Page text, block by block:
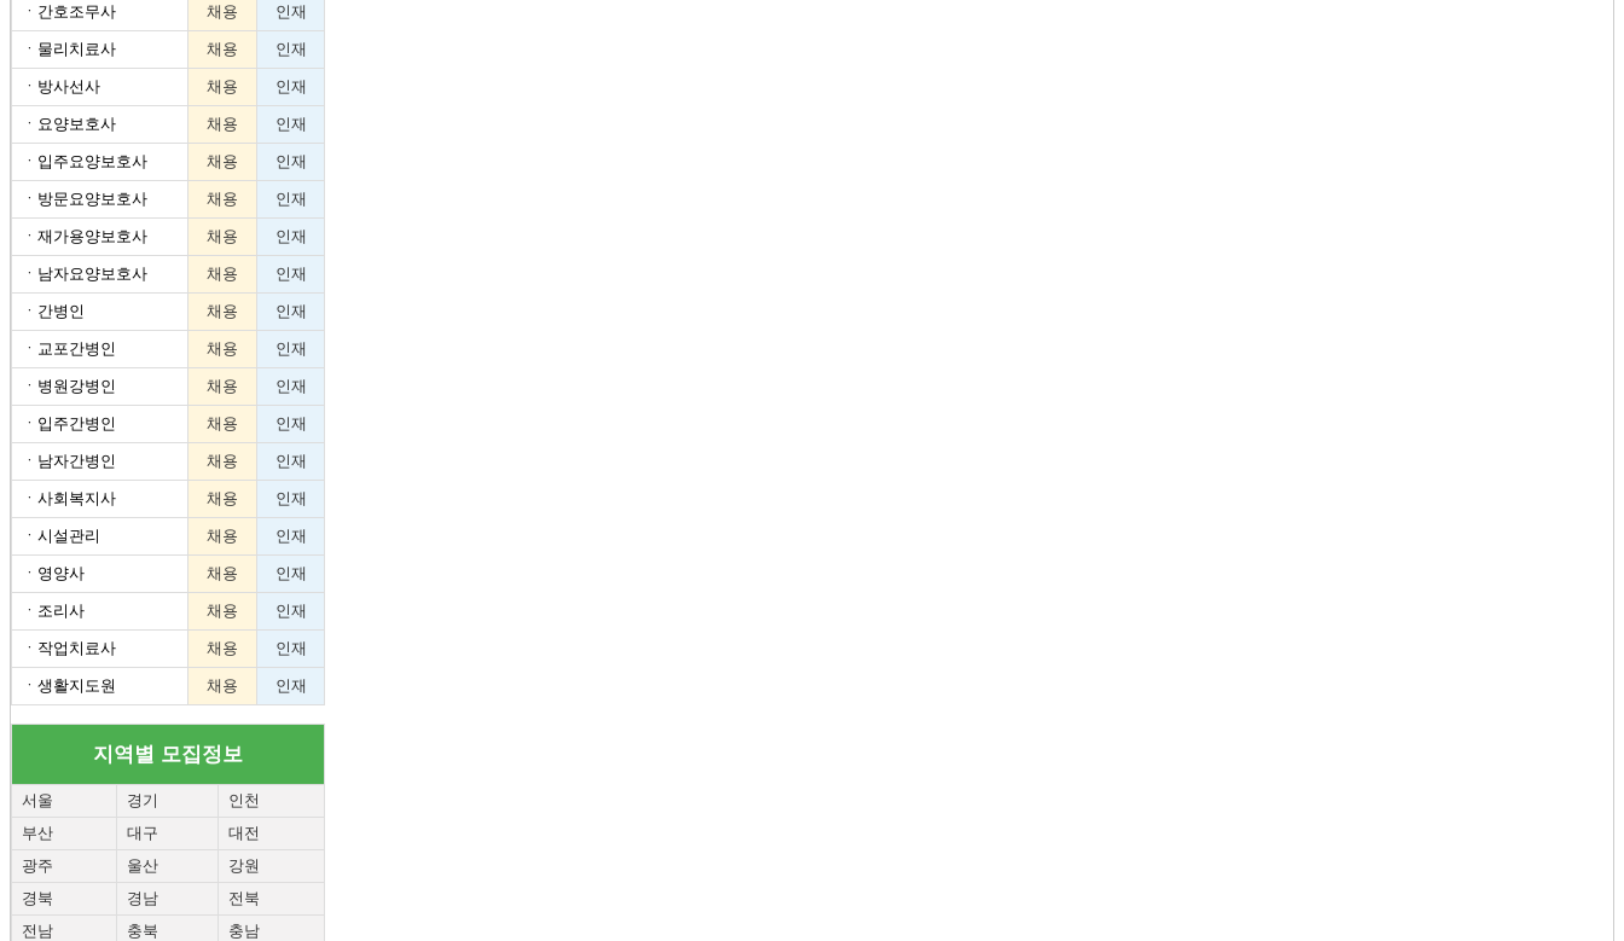
ㆍ 간호조무사 채용 인재
ㆍ 물리치료사 채용 인재
ㆍ 방사선사 채용 인재
ㆍ 요양보호사 채용 인재
ㆍ 입주요양보호사 채용 인재
ㆍ 방문요양보호사 채용 인재
ㆍ 재가용양보호사 채용 인재
ㆍ 남자요양보호사 채용 인재
ㆍ 간병인 채용 인재
ㆍ 교포간병인 채용 인재
ㆍ 병원강병인 채용 인재
ㆍ 입주간병인 채용 인재
ㆍ 남자간병인 채용 인재
ㆍ 사회복지사 채용 인재
ㆍ 시설관리 채용 인재
ㆍ 영양사 채용 인재
ㆍ 조리사 채용 인재
ㆍ 작업치료사 채용 인재
ㆍ 생활지도원 채용 인재
지역별 모집정보
서울 경기
인천
부산
대구
대전
광주
울산
강원
경북
경남
전북
전남
충북
충남